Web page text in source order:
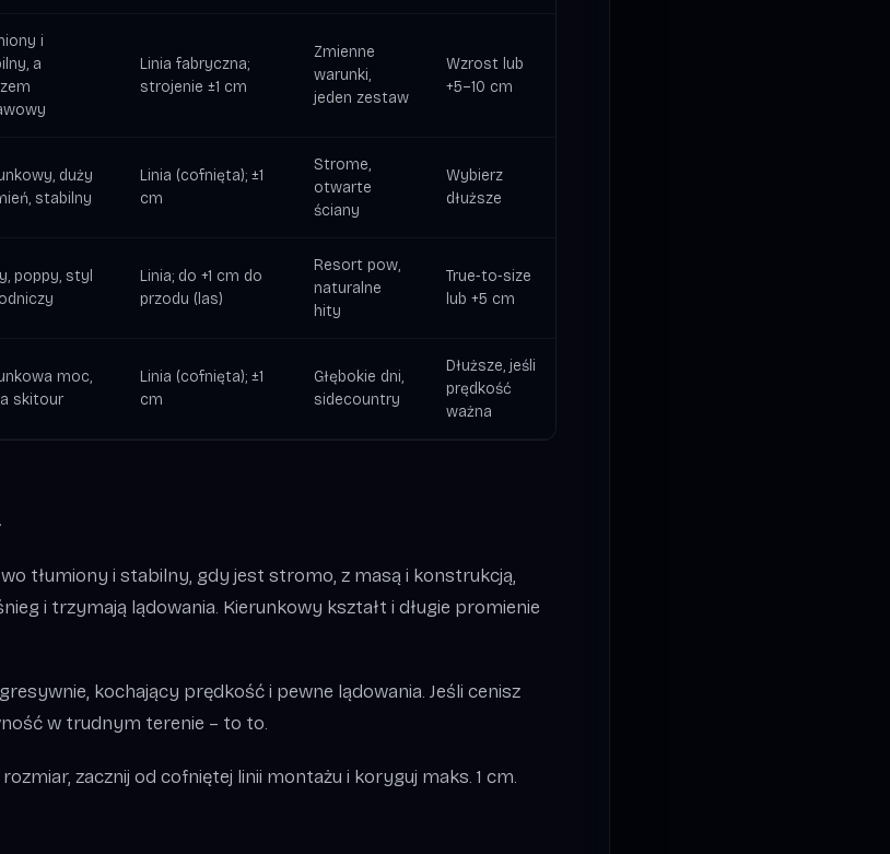
i
a
Linia fabryczna;
strojenie ±1 cm
Zmienne
warunki,
jeden zestaw
Wzrost lub
+5–10 cm
duży
stabilny
Linia (cofnięta); ±1
cm
Strome,
otwarte
ściany
Wybierz
dłuższe
poppy, styl
Linia; do +1 cm do
przodu (las)
Resort pow,
naturalne
hity
True‑to‑size
lub +5 cm
moc,
skitour
Linia (cofnięta); ±1
cm
Głębokie dni,
sidecountry
Dłuższe, jeśli
prędkość
ważna
tłumiony i stabilny, gdy jest stromo, z masą i konstrukcją,
i trzymają lądowania. Kierunkowy kształt i długie promienie
kochający prędkość i pewne lądowania. Jeśli cenisz
w trudnym terenie – to to.
zacznij od cofniętej linii montażu i koryguj maks. 1 cm.